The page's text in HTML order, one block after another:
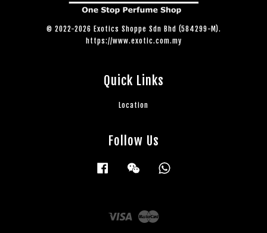
© 2022-2026 Exotics Shoppe Sdn Bhd (584299-M).
https://www.exotic.com.my
Quick Links
Location
Follow Us
Facebook Wechat
Visa